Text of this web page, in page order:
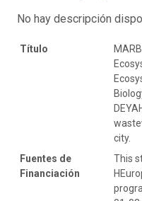
No hay descripción
Título
city.
Fuentes de
Financiación
This